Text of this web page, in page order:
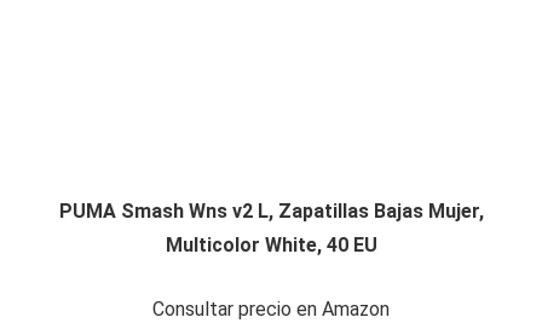
PUMA Smash Wns v2 L, Zapatillas Bajas Mujer,
Multicolor White, 40 EU
Consultar precio en Amazon